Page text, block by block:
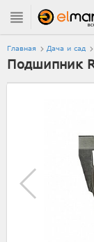
Главная Дача и сад
Подшипник